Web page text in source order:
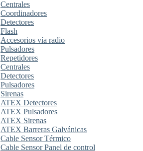
Centrales
Coordinadores
Detectores
Flash
Accesorios vía radio
Pulsadores
Repetidores
Centrales
Detectores
Pulsadores
Sirenas
ATEX Detectores
ATEX Pulsadores
ATEX Sirenas
ATEX Barreras Galvánicas
Cable Sensor Térmico
Cable Sensor Panel de control